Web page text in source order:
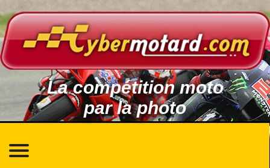
La compétition moto
par la photo